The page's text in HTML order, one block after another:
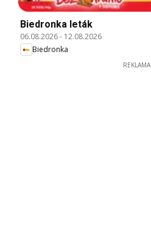
Biedronka leták
06.08.2026- 12.08.2026
Biedronka
REKLAMA